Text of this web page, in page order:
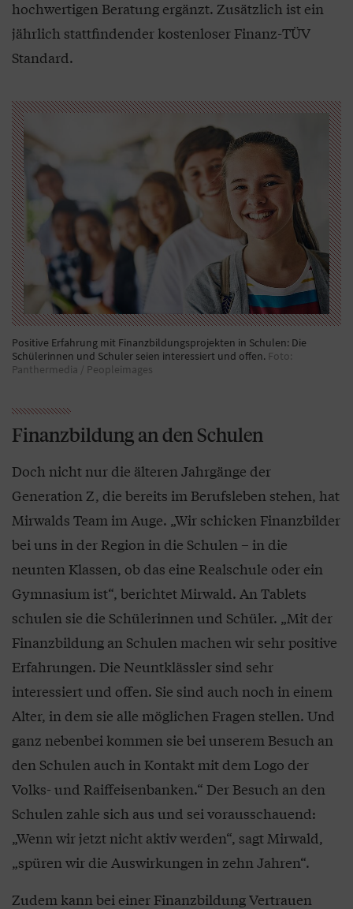
hochwertigen Beratung ergänzt. Zusätzlich ist ein
jährlich stattfindender kostenloser Finanz-TÜV
Standard.
Positive Erfahrung mit Finanzbildungsprojekten in Schulen: Die
Schülerinnen und Schuler seien interessiert und offen. Foto:
Panthermedia / Peopleimages
Finanzbildung an den Schulen
Doch nicht nur die älteren Jahrgänge der
Generation Z, die bereits im Berufsleben stehen, hat
Mirwalds Team im Auge. „Wir schicken Finanzbilder
bei uns in der Region in die Schulen – in die
neunten Klassen, ob das eine Realschule oder ein
Gymnasium ist“, berichtet Mirwald. An Tablets
schulen sie die Schülerinnen und Schüler. „Mit der
Finanzbildung an Schulen machen wir sehr positive
Erfahrungen. Die Neuntklässler sind sehr
interessiert und offen. Sie sind auch noch in einem
Alter, in dem sie alle möglichen Fragen stellen. Und
ganz nebenbei kommen sie bei unserem Besuch an
den Schulen auch in Kontakt mit dem Logo der
Volks- und Raiffeisenbanken.“ Der Besuch an den
Schulen zahle sich aus und sei vorausschauend:
„Wenn wir jetzt nicht aktiv werden“, sagt Mirwald,
„spüren wir die Auswirkungen in zehn Jahren“.
Zudem kann bei einer Finanzbildung Vertrauen